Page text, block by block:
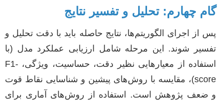
گام چهارم: تحلیل و تفسیر نتایج
پس از اجرای الگوریتم‌ها، نتایج حاصله باید با دقت تحلیل و
تفسیر شوند. این مرحله شامل ارزیابی عملکرد مدل (با
استفاده از معیارهایی نظیر دقت، حساسیت، ویژگی، F1-
score)، مقایسه با روش‌های پیشین و شناسایی نقاط قوت
و ضعف پژوهش است. استفاده از روش‌های آماری برای